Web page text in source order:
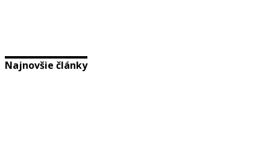
Najnovšie články